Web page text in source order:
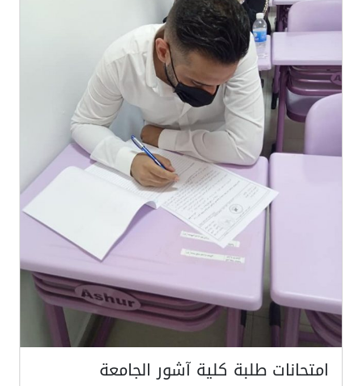
امتحانات طلبة كلية آشور الجامعة